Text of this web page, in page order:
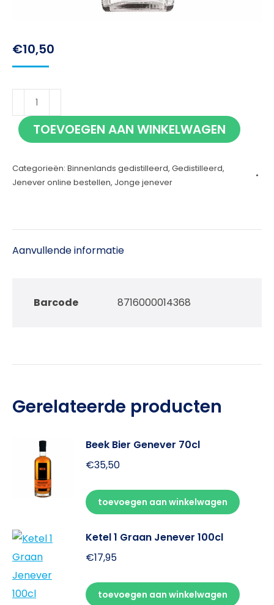
€10,50
Bokma
Jonge
Graanjenever
aantal
TOEVOEGEN AAN WINKELWAGEN
Categorieën: Binnenlands gedistilleerd, Gedistilleerd,
Jenever online bestellen, Jonge jenever
Aanvullende informatie
Barcode 8716000014368
Gerelateerde producten
Beek Bier Genever 70cl
€35,50
toevoegen aan winkelwagen
Ketel 1 Graan Jenever 100cl
€17,95
toevoegen aan winkelwagen